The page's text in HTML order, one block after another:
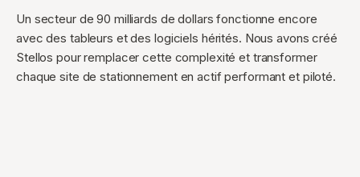
Un secteur de 90 milliards de dollars fonctionne encore
avec des tableurs et des logiciels hérités. Nous avons créé
Stellos pour remplacer cette complexité et transformer
chaque site de stationnement en actif performant et piloté.